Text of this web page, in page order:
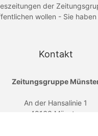
der
wollen - Sie haben
Kontakt
Zeitungsgruppe
An der Hansalinie 1
48163 Münster